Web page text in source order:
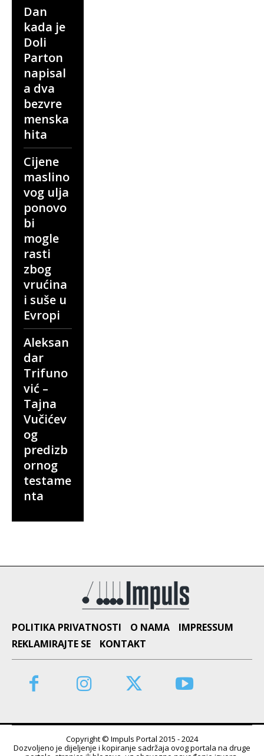
Dan
kada je
Doli
Parton
napisal
a dva
bezvre
menska
hita
Cijene
maslino
vog ulja
ponovo
bi
mogle
rasti
zbog
vrućina
i suše u
Evropi
Aleksan
dar
Trifuno
vić –
Tajna
Vučićev
og
predizb
ornog
testame
nta
POLITIKA PRIVATNOSTI O NAMA
IMPRESSUM
REKLAMIRAJTE SE
KONTAKT
Copyright © Impuls Portal 2015 - 2024
Dozvoljeno je dijeljenje i kopiranje sadržaja ovog portala na druge